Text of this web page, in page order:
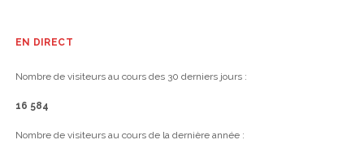
EN DIRECT
Nombre de visiteurs au cours des 30 derniers jours :
16 584
Nombre de visiteurs au cours de la dernière année :